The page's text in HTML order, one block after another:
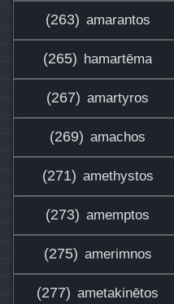
(263) amarantos
(265) hamartēma
(267) amartyros
(269) amachos
(271) amethystos
(273) amemptos
(275) amerimnos
(277) ametakinētos